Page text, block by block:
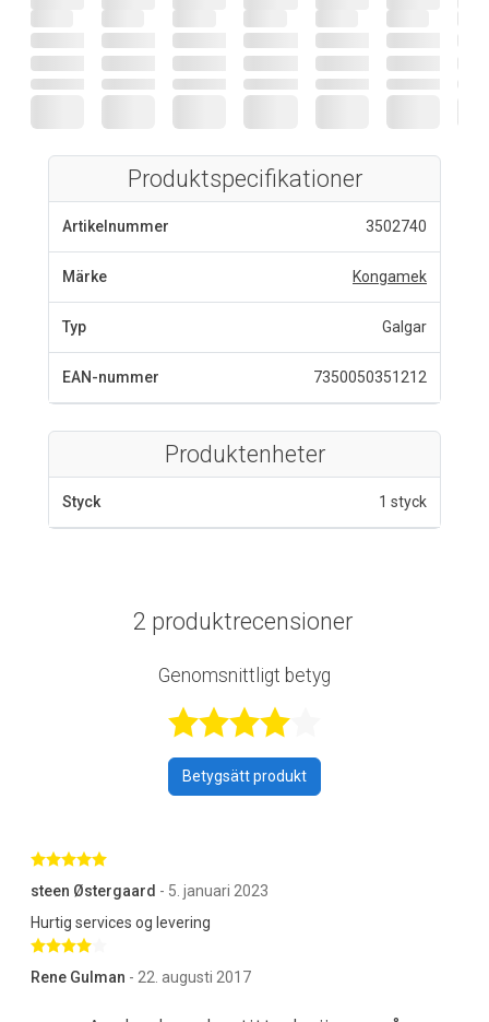
Produktspecifikationer
Artikelnummer 3502740
Märke Kongamek
Typ Galgar
EAN-nummer 7350050351212
Produktenheter
Styck 1 styck
2 produktrecensioner
Genomsnittligt betyg
Betygsätt produkt
Betygsatt 5 av 5 stjärnor
steen Østergaard - 5. januari 2023
Hurtig services og levering
Rene Gulman - 22. augusti 2017